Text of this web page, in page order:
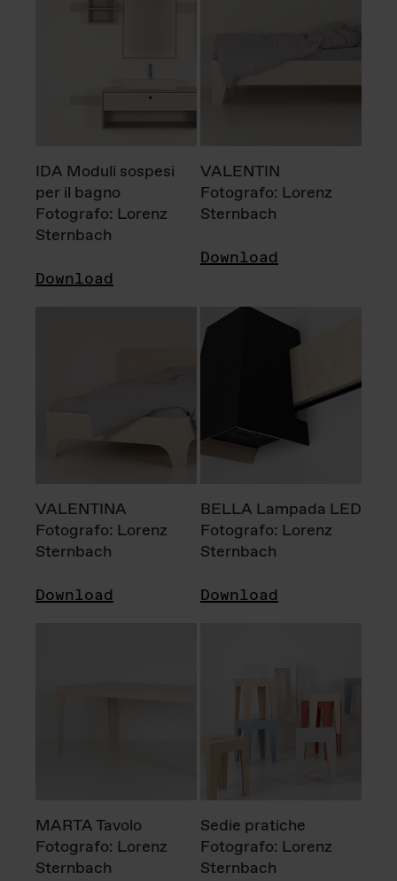
IDA Moduli sospesi
per il bagno
Fotografo: Lorenz
Sternbach
Download
VALENTIN
Fotografo: Lorenz
Sternbach
Download
VALENTINA
Fotografo: Lorenz
Sternbach
Download
BELLA Lampada LED
Fotografo: Lorenz
Sternbach
Download
MARTA Tavolo
Fotografo: Lorenz
Sternbach
Sedie pratiche
Fotografo: Lorenz
Sternbach